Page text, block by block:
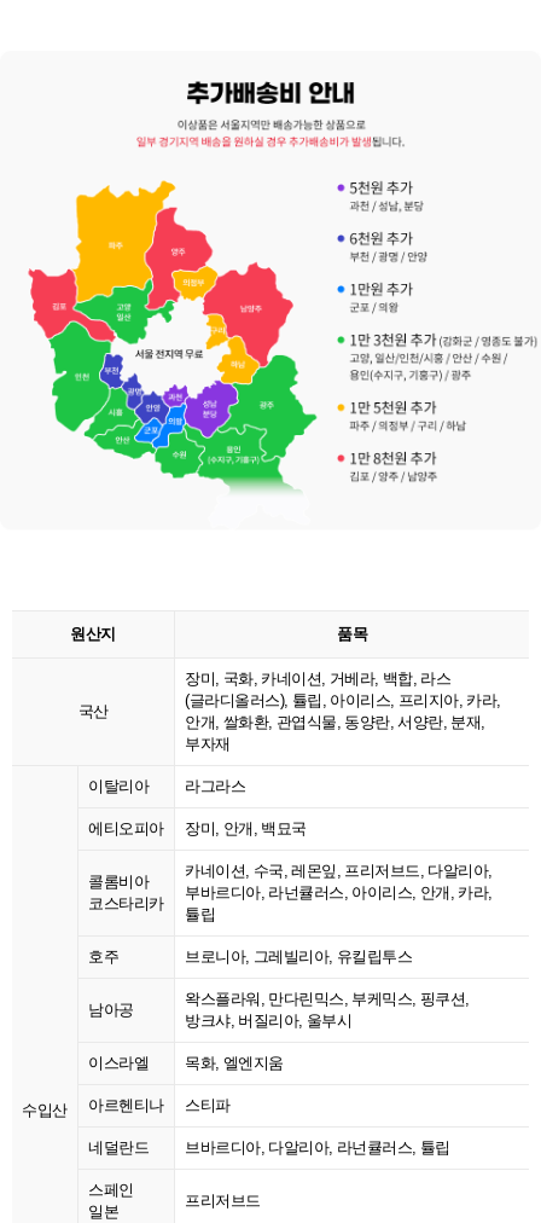
원산지 품목
국산
장미, 국화, 카네이션, 거베라, 백합, 라스
(글라디올러스), 튤립, 아이리스, 프리지아, 카라,
안개, 쌀화환, 관엽식물, 동양란, 서양란, 분재,
부자재
수입산
이탈리아 라그라스
에티오피아 장미, 안개, 백묘국
콜롬비아
코스타리카
카네이션, 수국, 레몬잎, 프리저브드, 다알리아,
부바르디아, 라넌큘러스, 아이리스, 안개, 카라,
튤립
호주 브로니아, 그레빌리아, 유킬립투스
남아공
왁스플라워, 만다린믹스, 부케믹스, 핑쿠션,
방크샤, 버질리아, 울부시
이스라엘 목화, 엘엔지움
아르헨티나 스티파
네덜란드 브바르디아, 다알리아, 라넌큘러스, 튤립
스페인
일본
프리저브드